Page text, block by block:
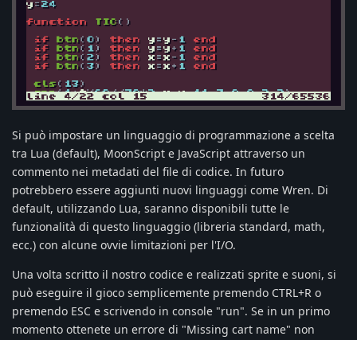
Si può impostare un linguaggio di programmazione a scelta
tra Lua (default), MoonScript e JavaScript attraverso un
commento nei metadati del file di codice. In futuro
potrebbero essere aggiunti nuovi linguaggi come Wren. Di
default, utilizzando Lua, saranno disponibili tutte le
funzionalità di questo linguaggio (libreria standard, math,
ecc.) con alcune ovvie limitazioni per l'I/O.
Una volta scritto il nostro codice e realizzati sprite e suoni, si
può eseguire il gioco semplicemente premendo CTRL+R o
premendo ESC e scrivendo in console "run". Se in un primo
momento ottenete un errore di "Missing cart name" non